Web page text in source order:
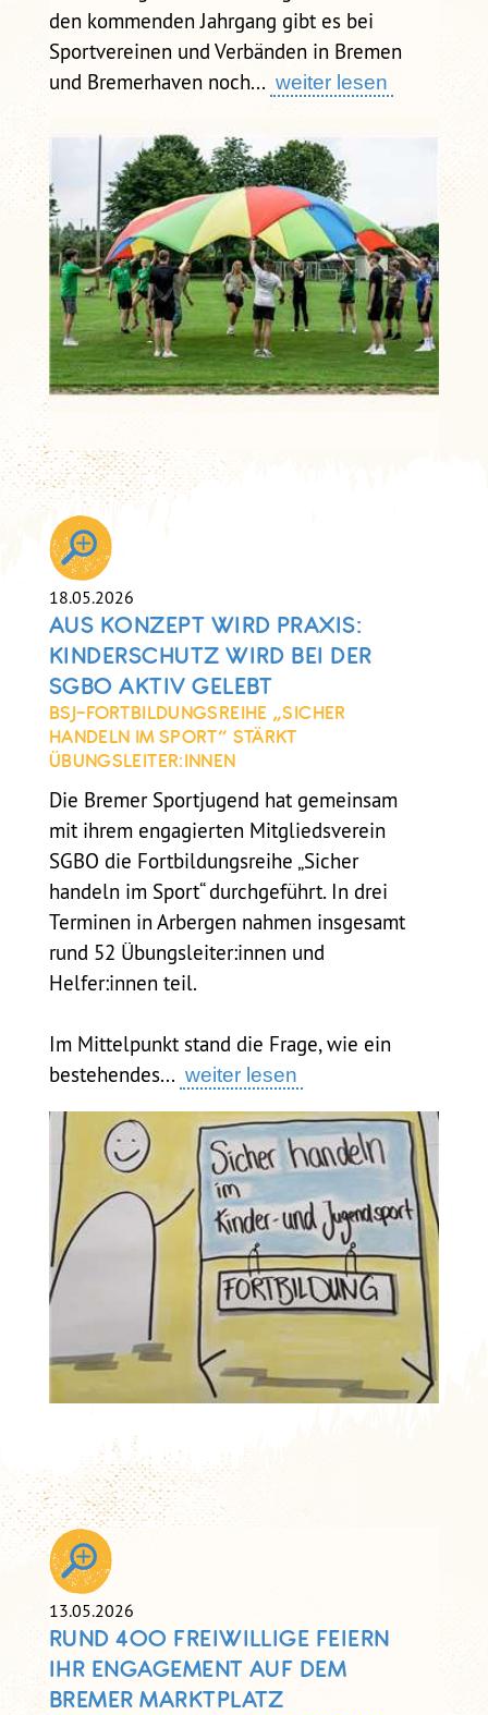
den kommenden Jahrgang gibt es bei
Sportvereinen und Verbänden in Bremen
und Bremerhaven noch... weiter lesen
18.05.2026
AUS KONZEPT WIRD PRAXIS:
KINDERSCHUTZ WIRD BEI DER
SGBO AKTIV GELEBT
BSJ-FORTBILDUNGSREIHE „SICHER
HANDELN IM SPORT“ STÄRKT
ÜBUNGSLEITER:INNEN
Die Bremer Sportjugend hat gemeinsam
mit ihrem engagierten Mitgliedsverein
SGBO die Fortbildungsreihe „Sicher
handeln im Sport“ durchgeführt. In drei
Terminen in Arbergen nahmen insgesamt
rund 52 Übungsleiter:innen und
Helfer:innen teil.
Im Mittelpunkt stand die Frage, wie ein
bestehendes... weiter lesen
13.05.2026
RUND 400 FREIWILLIGE FEIERN
IHR ENGAGEMENT AUF DEM
BREMER MARKTPLATZ